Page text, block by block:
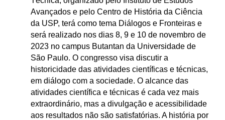
Avançados e pelo Centro de História da Ciência
da USP, terá como tema Diálogos e Fronteiras e
será realizado nos dias 8, 9 e 10 de novembro de
2023 no campus Butantan da Universidade de
São Paulo. O congresso visa discutir a
historicidade das atividades científicas e técnicas,
em diálogo com a sociedade. O alcance das
atividades científica e técnicas é cada vez mais
extraordinário, mas a divulgação e acessibilidade
aos resultados não são satisfatórias. A história por